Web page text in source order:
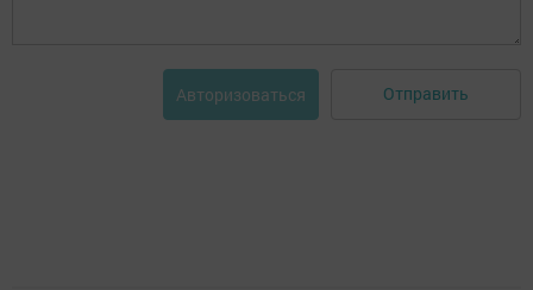
Авторизоваться Отправить